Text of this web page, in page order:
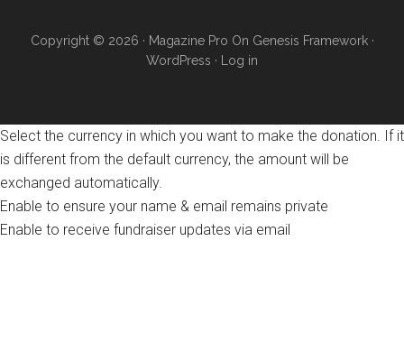
Copyright © 2026 · Magazine Pro On Genesis Framework·
WordPress · Log in
Select the currency in which you want to make the donation. If it
is different from the default currency, the amount will be
exchanged automatically.
Enable to ensure your name & email remains private
Enable to receive fundraiser updates via email